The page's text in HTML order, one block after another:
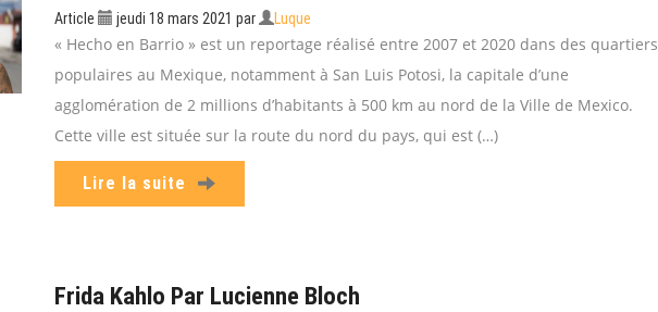
Article jeudi 18 mars 2021 par Luque
« Hecho en Barrio » est un reportage réalisé entre 2007 et 2020 dans des quartiers
populaires au Mexique, notamment à San Luis Potosi, la capitale d’une
agglomération de 2 millions d’habitants à 500 km au nord de la Ville de Mexico.
Cette ville est située sur la route du nord du pays, qui est (…)
Lire la suite
Frida Kahlo Par Lucienne Bloch